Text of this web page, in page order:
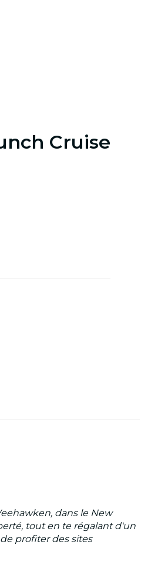
Cruise
dans le New
tout en te régalant d'un
profiter des sites